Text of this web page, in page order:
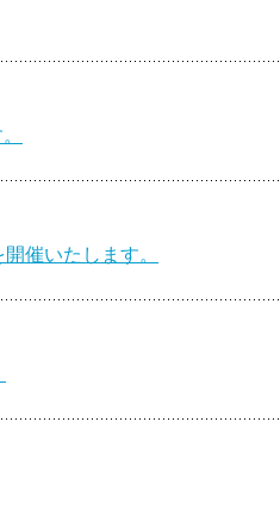
催いたします。